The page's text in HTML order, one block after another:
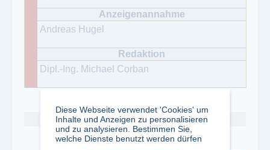
Andreas Hugel
Dipl.-Ing. Michael Corban
Abo kündigen
Diese Webseite verwendet 'Cookies' um
Inhalte und Anzeigen zu personalisieren
und zu analysieren. Bestimmen Sie,
welche Dienste benutzt werden dürfen